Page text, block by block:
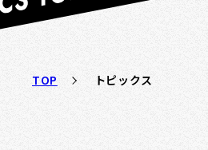
TOP トピックス